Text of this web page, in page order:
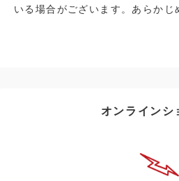
いる場合がございます。あらかじ
オンラインシ